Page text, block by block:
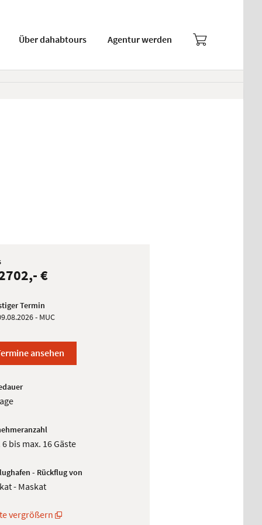
Über dahabtours Agentur werden
€
Termin
- MUC
ansehen
bis max. 16 Gäste
- Rückflug von
- Maskat
vergrößern